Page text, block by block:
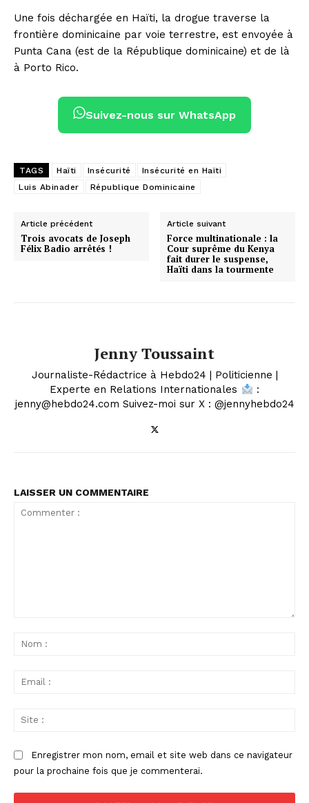
Une fois déchargée en Haïti, la drogue traverse la
frontière dominicaine par voie terrestre, est envoyée à
Punta Cana (est de la République dominicaine) et de là
à Porto Rico.
Suivez-nous sur WhatsApp
TAGS Haïti Insécurité
Insécurité en Haïti
Luis Abinader
République Dominicaine
Article précédent
Trois avocats de Joseph
Félix Badio arrêtés !
Article suivant
Force multinationale : la
Cour suprême du Kenya
fait durer le suspense,
Haïti dans la tourmente
Jenny Toussaint
Journaliste-Rédactrice à Hebdo24 | Politicienne |
Experte en Relations Internationales
:
jenny@hebdo24.com Suivez-moi sur X : @jennyhebdo24
LAISSER UN COMMENTAIRE
Enregistrer mon nom, email et site web dans ce navigateur
pour la prochaine fois que je commenterai.